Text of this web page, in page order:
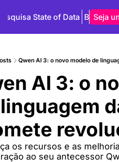
State of Data BlogSeja
Qwen AI 3: o novo modelo de
AI 3: o
os recursos e as
ao seu antecessor